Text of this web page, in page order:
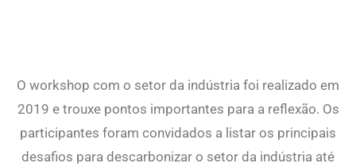
O workshop com o setor da indústria foi realizado em
2019 e trouxe pontos importantes para a reflexão. Os
participantes foram convidados a listar os principais
desafios para descarbonizar o setor da indústria até